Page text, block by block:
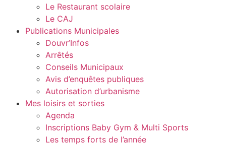
Le Restaurant scolaire
Le CAJ
Publications Municipales
Douvr’Infos
Arrêtés
Conseils Municipaux
Avis d’enquêtes publiques
Autorisation d’urbanisme
Mes loisirs et sorties
Agenda
Inscriptions Baby Gym & Multi Sports
Les temps forts de l’année